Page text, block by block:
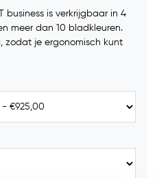
business is verkrijgbaar in 4
meer dan 10 bladkleuren.
zodat je ergonomisch kunt